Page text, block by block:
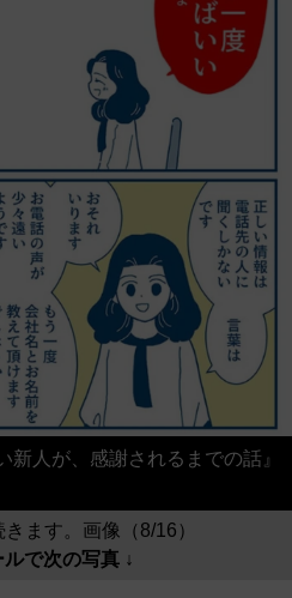
新人が、感謝されるまでの話』
ます。画像（8/16）
ルで次の写真 ↓